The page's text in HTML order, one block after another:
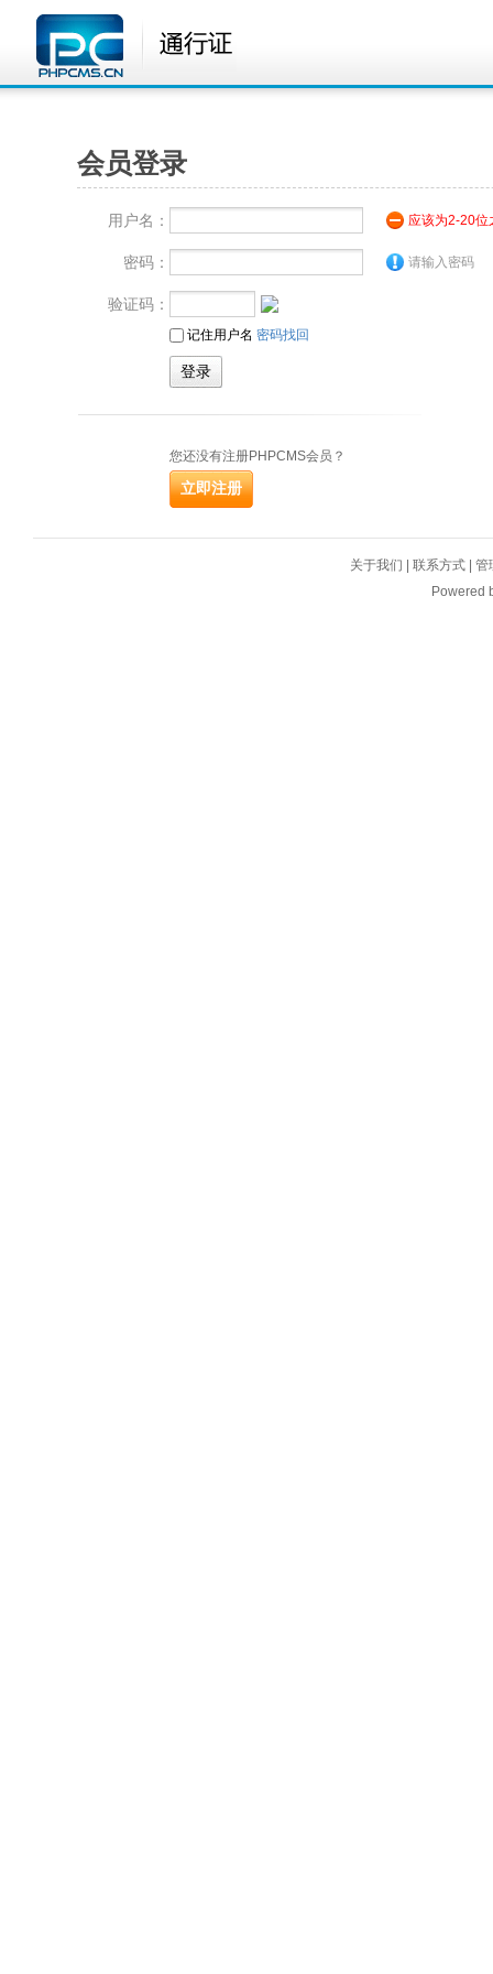
会员登录
用户名： 应该为2-20位
密码： 请输入密码
验证码：
记住用户名 密码找回
您还没有注册PHPCMS会员？
关于我们 联系方式| 管
Powered